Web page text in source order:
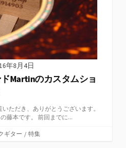
年8月4日
Martinのカスタムショ
ただき、ありがとうございます。
藤本です。 前回までに...
ギター / 特集